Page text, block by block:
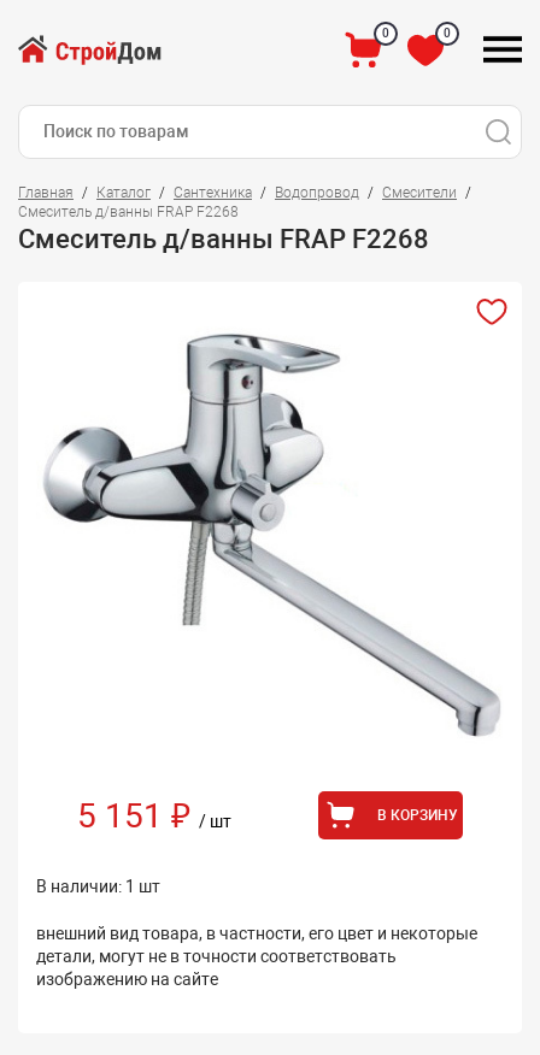
0 0
Главная Каталог Сантехника Водопровод
Смесители
Смеситель д/ванны FRAP F2268
Смеситель д/ванны FRAP F2268
5 151 ₽ / шт В КОРЗИНУ
В наличии: 1 шт
внешний вид товара, в частности, его цвет и некоторые
детали, могут не в точности соответствовать
изображению на сайте